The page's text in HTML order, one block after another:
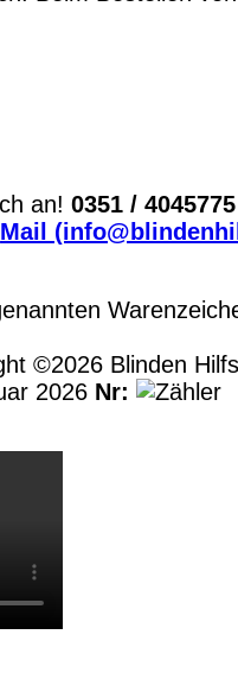
an! 0351 / 4045775
Mail
©2026 Blinden
2026 Nr: